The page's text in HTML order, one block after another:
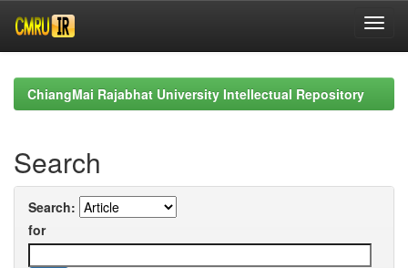
navigationChiangMai Rajabhat University Intellectual Repository
Search
Search:
for